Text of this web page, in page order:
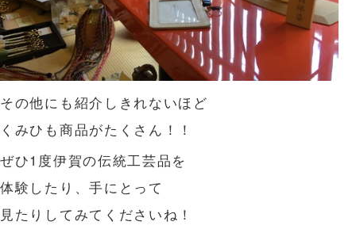
その他にも紹介しきれないほど
くみひも商品がたくさん！！
ぜひ1度伊賀の伝統工芸品を
体験したり、手にとって
見たりしてみてくださいね！